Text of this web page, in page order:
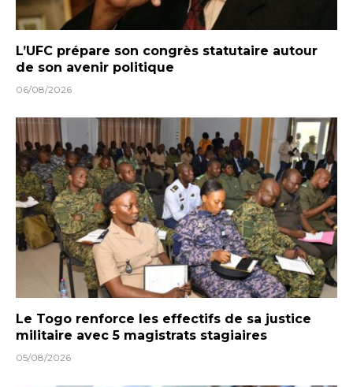
L’UFC prépare son congrès statutaire autour
de son avenir politique
06/08/2026
Le Togo renforce les effectifs de sa justice
militaire avec 5 magistrats stagiaires
05/08/2026